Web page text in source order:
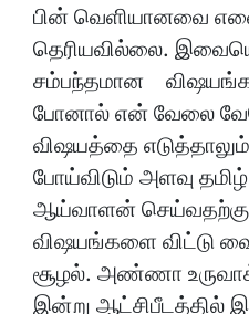
பின் வெளியானவை
தெரியவில்லை.
சம்பந்தமான
போனால் என் வேலை
விஷயத்தை
போய்விடும் அளவு
ஆய்வாளன் செய்வதற்கு
விஷயங்களை விட்டு
சூழல். அண்ணா
இன்று ஆட்சிபீடத்தில்